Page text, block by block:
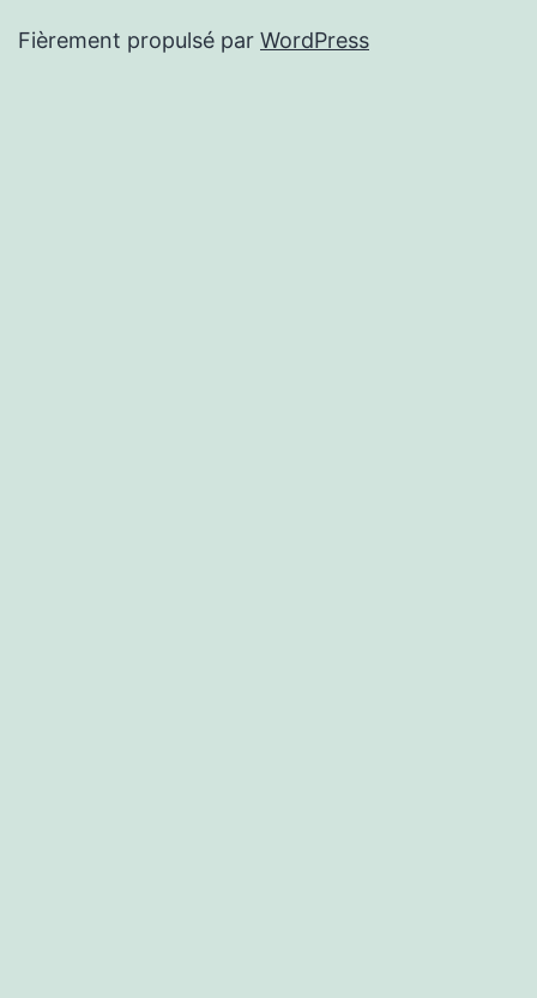
Fièrement propulsé par WordPress